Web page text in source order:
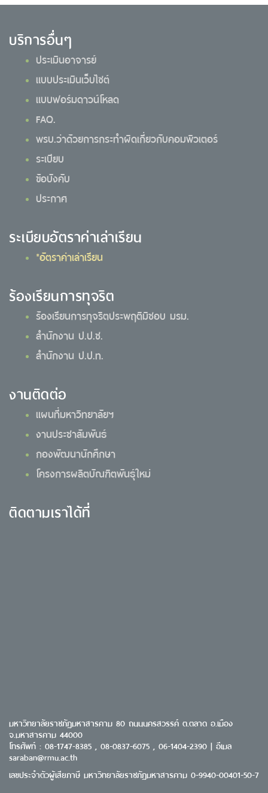
บริการอื่นๆ
ประเมินอาจารย์
แบบประเมินเว็บไซต์
แบบฟอร์มดาวน์โหลด
FAQ.
พรบ.ว่าด้วยการกระทำผิดเกี่ยวกับคอมพิวเตอร์
ระเบียบ
ข้อบังคับ
ประกาศ
ระเบียบอัตราค่าเล่าเรียน
*อัตราค่าเล่าเรียน
ร้องเรียนการทุจริต
ร้องเรียนการทุจริตประพฤติมิชอบ มรม.
สำนักงาน ป.ป.ช.
สำนักงาน ป.ป.ท.
งานติดต่อ
แผนที่มหาวิทยาลัยฯ
งานประชาสัมพันธ์
กองพัฒนานักศึกษา
โครงการผลิตบัณฑิตพันธุ์ใหม่
ติดตามเราได้ที่
มหาวิทยาลัยราชภัฏมหาสารคาม 80 ถนนนครสวรรค์ ต.ตลาด อ.เมือง
จ.มหาสารคาม 44000
โทรศัพท์ : 08-1747-8385 , 08-0837-6075 , 06-1404-2390 | อีเมล
saraban@rmu.ac.th
เลขประจำตัวผู้เสียภาษี มหาวิทยาลัยราชภัฏมหาสารคาม 0-9940-00401-50-7